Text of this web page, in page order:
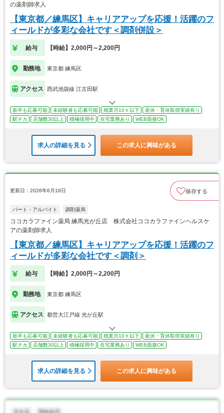
の薬剤師求人
【東京都／練馬区】キャリアアップを応援！活躍のフ
ィールドが多彩な会社です＜調剤併設＞
給与 【時給】2,000円～2,200円
勤務地 東京都 練馬区
アクセス 西武池袋線 江古田駅
新卒も応募可能 未経験者も応募可能 残業月10ｈ以下
産休・育休取得実績有り
駅チカ
店舗数30以上 積極採用中 在宅業務あり WEB面接OK
求人の詳細を見る この求人に興味がある
更新日：2026年6月18日 保存する
パート・アルバイト 調剤薬局
ココカラファイン薬局 練馬光が丘店 株式会社ココカラファインヘルスケ
アの薬剤師求人
【東京都／練馬区】キャリアアップを応援！活躍のフ
ィールドが多彩な会社です＜調剤＞
給与 【時給】2,000円～2,200円
勤務地 東京都 練馬区
アクセス 都営大江戸線 光が丘駅
新卒も応募可能 未経験者も応募可能 残業月10ｈ以下
産休・育休取得実績有り
駅チカ
店舗数30以上 積極採用中 在宅業務あり WEB面接OK
求人の詳細を見る この求人に興味がある